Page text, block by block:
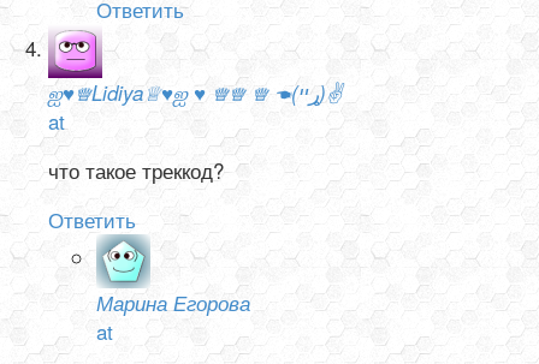
Ответить
ஐ♥♕Lidiya♕♥ஐ ♥ ♕♕ ♕ ☚(ړײ)✌
at
что такое треккод?
Ответить
Марина Егорова
at